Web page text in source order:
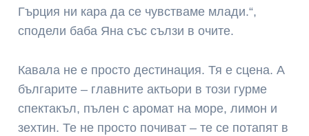
Гърция ни кара да се чувстваме млади.“,
сподели баба Яна със сълзи в очите.
Кавала не е просто дестинация. Тя е сцена. А
българите – главните актьори в този гурме
спектакъл, пълен с аромат на море, лимон и
зехтин. Те не просто почиват – те се потапят в